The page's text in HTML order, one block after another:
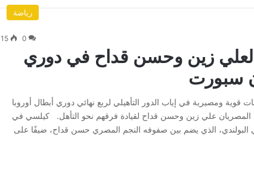
رياضة
0
15
لعلي زين وحسن قداح في دوري
سبورت
قوية ومصيرية في إياب الدور التأهيلي لربع نهائي دوري أبطال أوروبا
حيث يسعى النجمان المصريان علي زين وحسن قداح لقيادة فرقهم نحو التأهل. كيلسي في
الذي يضم بين صفوفه النجم المصري حسن قداح، ضيفًا على